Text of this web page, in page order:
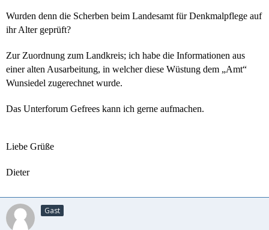
Wurden denn die Scherben beim Landesamt für Denkmalpflege auf
ihr Alter geprüft?
Zur Zuordnung zum Landkreis; ich habe die Informationen aus
einer alten Ausarbeitung, in welcher diese Wüstung dem „Amt“
Wunsiedel zugerechnet wurde.
Das Unterforum Gefrees kann ich gerne aufmachen.
Liebe Grüße
Dieter
Gast